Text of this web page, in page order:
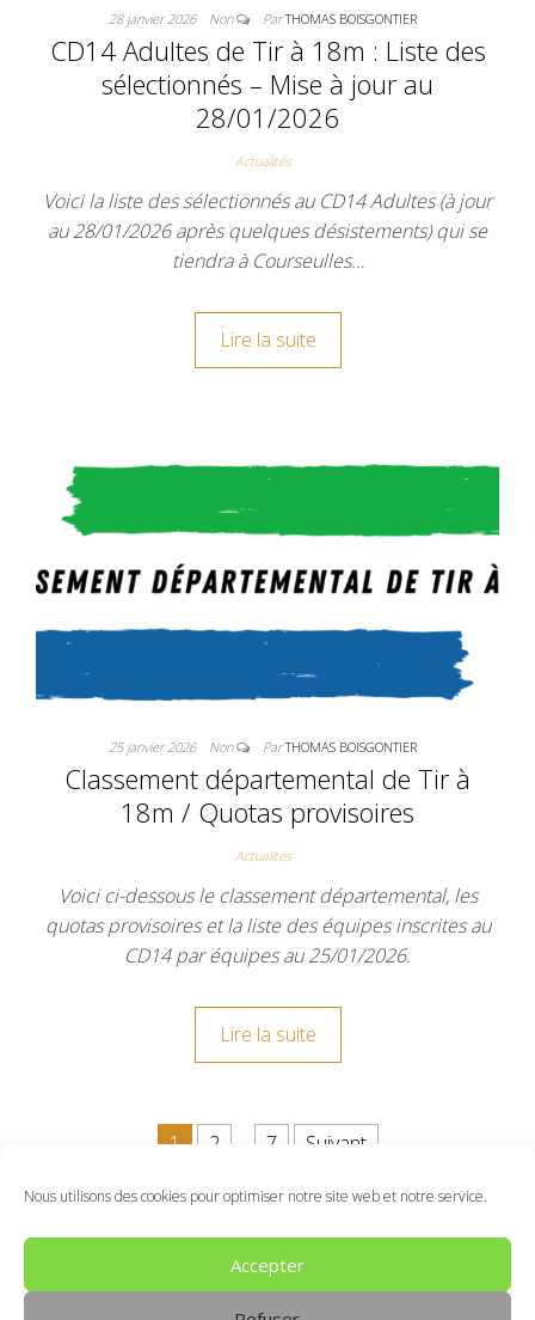
Nous utilisons des cookies pour optimiser notre site web et notre service.
Accepter
28 janvier 2026 Non ParTHOMAS BOISGONTIER
CD14 Adultes de Tir à 18m : Liste des
sélectionnés – Mise à jour au
28/01/2026
Actualités
Voici la liste des sélectionnés au CD14 Adultes (à jour
au 28/01/2026 après quelques désistements) qui se
tiendra à Courseulles…
Lire la suite
25 janvier 2026 Non ParTHOMAS BOISGONTIER
Classement départemental de Tir à
18m / Quotas provisoires
Actualités
Voici ci-dessous le classement départemental, les
quotas provisoires et la liste des équipes inscrites au
CD14 par équipes au 25/01/2026.
Lire la suite
Pagination des publications
1 2 7 Suivant
Connexion